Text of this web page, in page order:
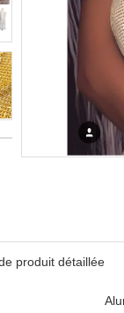
produit détaillée